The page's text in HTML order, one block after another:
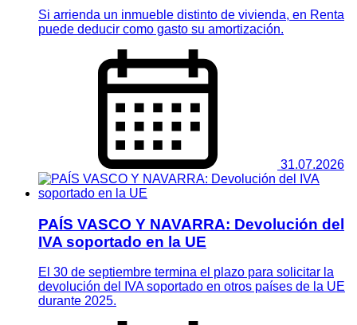
Si arrienda un inmueble distinto de vivienda, en Renta
puede deducir como gasto su amortización.
31.07.2026
PAÍS VASCO Y NAVARRA: Devolución del
IVA soportado en la UE
El 30 de septiembre termina el plazo para solicitar la
devolución del IVA soportado en otros países de la UE
durante 2025.